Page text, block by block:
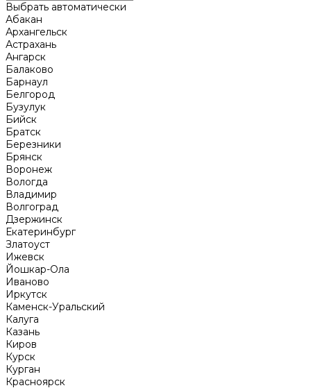
Выбрать автоматически
Абакан
Архангельск
Астрахань
Ангарск
Балаково
Барнаул
Белгород
Бузулук
Бийск
Братск
Березники
Брянск
Воронеж
Вологда
Владимир
Волгоград
Дзержинск
Екатеринбург
Златоуст
Ижевск
Йошкар-Ола
Иваново
Иркутск
Каменск-Уральский
Калуга
Казань
Киров
Курск
Курган
Красноярск